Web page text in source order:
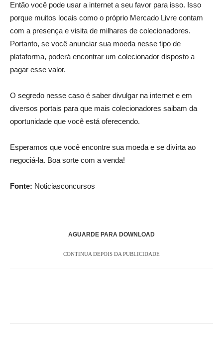
Então você pode usar a internet a seu favor para isso. Isso
porque muitos locais como o próprio Mercado Livre contam
com a presença e visita de milhares de colecionadores.
Portanto, se você anunciar sua moeda nesse tipo de
plataforma, poderá encontrar um colecionador disposto a
pagar esse valor.
O segredo nesse caso é saber divulgar na internet e em
diversos portais para que mais colecionadores saibam da
oportunidade que você está oferecendo.
Esperamos que você encontre sua moeda e se divirta ao
negociá-la. Boa sorte com a venda!
Fonte: Noticiasconcursos
AGUARDE PARA DOWNLOAD
CONTINUA DEPOIS DA PUBLICIDADE